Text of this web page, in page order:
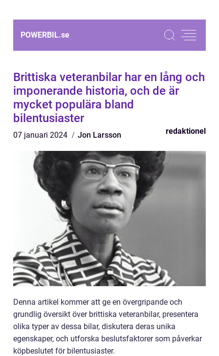
POWERBIL.se
Brittiska veteranbilar har en lång och
imponerande historia, och de är
mycket populära bland
bilentusiaster
07 januari 2024 Jon Larsson redaktionel
Denna artikel kommer att ge en övergripande och
grundlig översikt över brittiska veteranbilar, presentera
olika typer av dessa bilar, diskutera deras unika
egenskaper, och utforska beslutsfaktorer som påverkar
köpbeslutet för bilentusiaster.